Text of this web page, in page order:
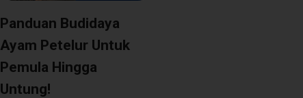
Panduan Budidaya
Ayam Petelur Untuk
Pemula Hingga
Untung!